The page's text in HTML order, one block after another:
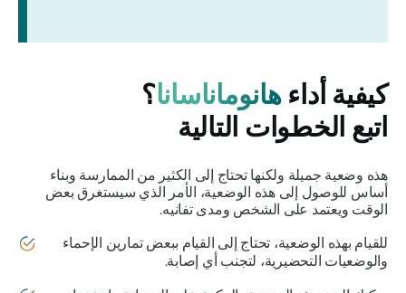
كيفية أداءهانوماناسانا؟
اتبع الخطوات التالية
هذه وضعية جميلة ولكنها تحتاج إلى الكثير من الممارسة وبناء
أساس للوصول إلى هذه الوضعية، الأمر الذي سيستغرق بعض
الوقت ويعتمد على الشخص ومدى تفانيه.
للقيام بهذه الوضعية، تحتاج إلى القيام ببعض تمارين الإحماء
والوضعيات التحضيرية، لتجنب أي إصابة.